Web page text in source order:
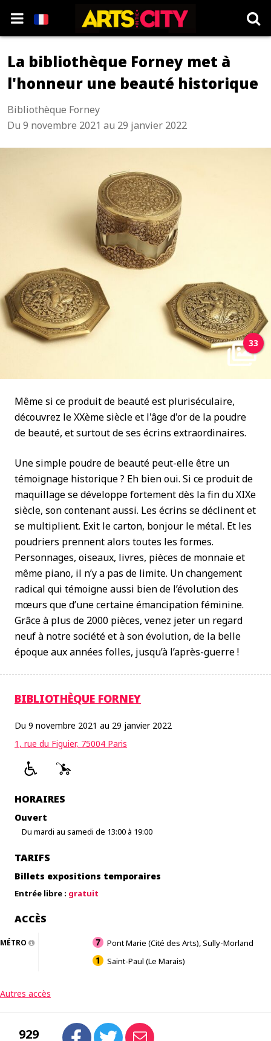
La bibliothèque Forney met à
l'honneur une beauté historique
Bibliothèque Forney
Du 9 novembre 2021 au 29 janvier 2022
33
Même si ce produit de beauté est pluriséculaire,
découvrez le XXème siècle et l'âge d'or de la poudre
de beauté, et surtout de ses écrins extraordinaires.
Une simple poudre de beauté peut-elle être un
témoignage historique ? Eh bien oui. Si ce produit de
maquillage se développe fortement dès la fin du XIXe
siècle, son contenant aussi. Les écrins se déclinent et
se multiplient. Exit le carton, bonjour le métal. Et les
poudriers prennent alors toutes les formes.
Personnages, oiseaux, livres, pièces de monnaie et
même piano, il n’y a pas de limite. Un changement
radical qui témoigne aussi bien de l’évolution des
mœurs que d’une certaine émancipation féminine.
Grâce à plus de 2000 pièces, venez jeter un regard
neuf à notre société et à son évolution, de la belle
époque aux années folles, jusqu’à l’après-guerre !
BIBLIOTHÈQUE FORNEY
Du 9 novembre 2021 au 29 janvier 2022
1, rue du Figuier, 75004 Paris
HORAIRES
Ouvert
Du mardi au samedi de 13:00 à 19:00
TARIFS
Billets expositions temporaires
Entrée libre : gratuit
ACCÈS
MÉTRO
Pont Marie (Cité des Arts), Sully-Morland
Saint-Paul (Le Marais)
Autres accès
929